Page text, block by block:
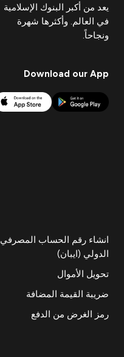
يعد من أكبر البنوك الإسلامية
في العالم. وأكثرها شهرة
ونجاحاً.
Download our App
انشاء رقم الحساب المصرفي
الدولي (ايبان)
تحويل الأموال
ضريبة القيمة المضافة
رمز الغرض من الدفع